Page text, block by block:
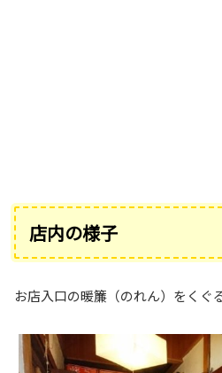
店内の様子
お店入口の暖簾（のれん）をくぐ